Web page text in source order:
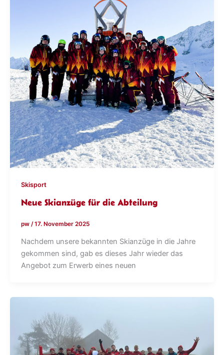
Skisport
Neue Skianzüge für die Abteilung
pw /17. November 2025
Nachdem unsere bekannten Skianzüge in die Jahre
gekommen sind, gab es dieses Jahr wieder das
Angebot zum Erwerb eines neuen